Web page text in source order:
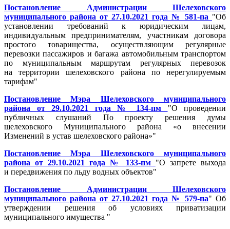
Постановление Администрации Шелеховского
муниципального района от 27.10.2021 года № 581-па "Об
установлении требований к юридическим лицам,
индивидуальным предпринимателям, участникам договора
простого товарищества, осуществляющим регулярные
перевозки пассажиров и багажа автомобильным транспортом
по муниципальным маршрутам регулярных перевозок
на территории шелеховского района по нерегулируемым
тарифам"
Постановление Мэра Шелеховского муниципального
района от 29.10.2021 года № 134-пм "О проведении
публичных слушаний По проекту решения думы
шелеховского Муниципального района «о внесении
Изменений в устав шелеховского района»"
Постановление Мэра Шелеховского муниципального
района от 29.10.2021 года № 133-пм "О запрете выхода
и передвижения по льду водных объектов"
Постановление Администрации Шелеховского
муниципального района от 27.10.2021 года № 579-па" Об
утверждении решения об условиях приватизации
муниципального имущества "